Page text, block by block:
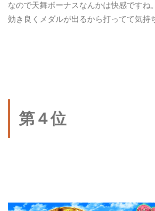
なので天舞ボーナスなんかは快感ですね。
効き良くメダルが出るから打ってて気持
第４位